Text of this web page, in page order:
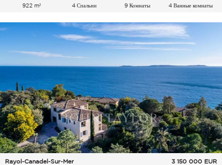
922 m² 4 Спальни 9 Комнаты 4 Ванные комнаты
Rayol-Canadel-Sur-Mer
3 150 000 EUR